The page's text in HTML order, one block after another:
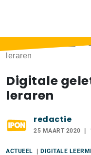
leraren
Digitale
leraren
redactie
25 MAART 2020
ACTUEEL DIGITALE